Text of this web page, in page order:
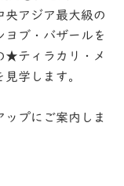
アジア最大級の
ブ・バザールを
★ティラカリ・メ
学します。
プにご案内しま